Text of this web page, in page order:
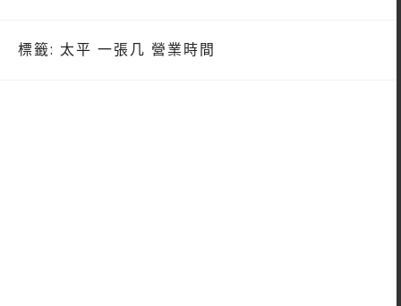
標籤: 太平 一張几 營業時間